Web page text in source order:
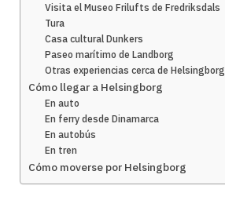
Visita el Museo Frilufts de Fredriksdals
Tura
Casa cultural Dunkers
Paseo marítimo de Landborg
Otras experiencias cerca de Helsingborg
Cómo llegar a Helsingborg
En auto
En ferry desde Dinamarca
En autobús
En tren
Cómo moverse por Helsingborg